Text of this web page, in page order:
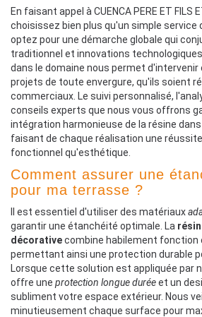
En faisant appel à CUENCA PERE ET FILS
choisissez bien plus qu'un simple service
optez pour une démarche globale qui
traditionnel et innovations
dans le domaine nous permet
projets de toute envergure, qu'ils soient
commerciaux. Le suivi personnalisé,
conseils experts que nous vous offrons
intégration harmonieuse de la résine
faisant de chaque réalisation une
fonctionnel qu'esthétique.
Comment assurer une
pour ma terrasse ?
Il est essentiel d'utiliser des matériaux
garantir une étanchéité optimale. La
décorativecombine habilement fonction
permettant ainsi une protection durable
Lorsque cette solution est appliquée par
offre une protection longue duréeet un
subliment votre espace extérieur. Nous
minutieusement chaque surface pour